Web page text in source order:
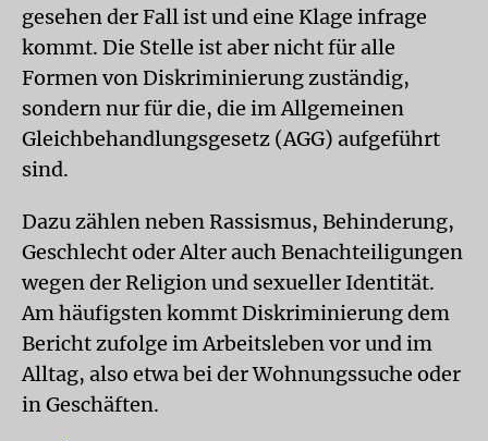
gesehen der Fall ist und eine Klage infrage
kommt. Die Stelle ist aber nicht für alle
Formen von Diskriminierung zuständig,
sondern nur für die, die im Allgemeinen
Gleichbehandlungsgesetz (AGG) aufgeführt
sind.
Dazu zählen neben Rassismus, Behinderung,
Geschlecht oder Alter auch Benachteiligungen
wegen der Religion und sexueller Identität.
Am häufigsten kommt Diskriminierung dem
Bericht zufolge im Arbeitsleben vor und im
Alltag, also etwa bei der Wohnungssuche oder
in Geschäften.